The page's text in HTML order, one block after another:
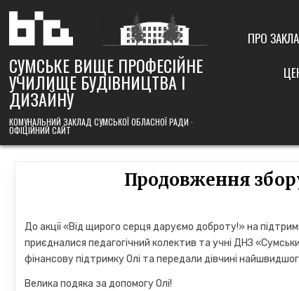
content
СУМСЬКЕ ВИЩЕ ПРОФЕСІЙНЕ
УЧИЛИЩЕ БУДІВНИЦТВА І
ДИЗАЙНУ
КОМУНАЛЬНИЙ ЗАКЛАД СУМСЬКОЇ ОБЛАСНОЇ РАДИ ·
ОФІЦІЙНИЙ САЙТ
ПРО
Продовження
До акції «Від щирого серця даруємо доброту!» на
приєдналися педагогічний колектив та учні ДНЗ
фінансову підтримку Олі та передали дівчині
Велика подяка за допомогу Олі!